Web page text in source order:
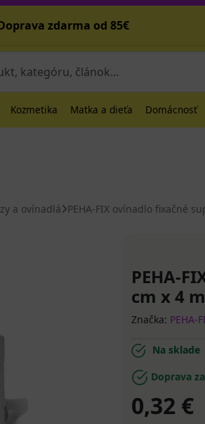
zdarma od 85€
Kozmetika Matka a dieťa Domácnosť
a ovínadlá PEHA-FIX ovínadlo fixačné
PEHA-
cm x 4
Značka: PEHA-
Na sklade
Doprava
0,32 €